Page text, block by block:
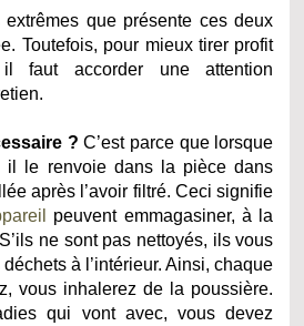
que présente ces deux
Toutefois, pour mieux tirer profit
faut accorder une attention
? C’est parce que lorsque
il le renvoie dans la pièce dans
après l’avoir filtré. Ceci signifie
peuvent emmagasiner, à la
ne sont pas nettoyés, ils vous
à l’intérieur. Ainsi, chaque
vous inhalerez de la poussière.
qui vont avec, vous devez